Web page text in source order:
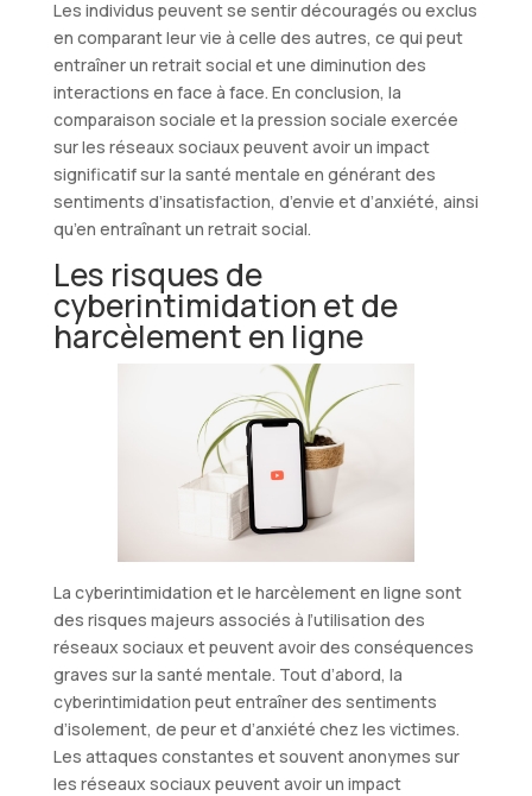
Les individus peuvent se sentir découragés ou exclus
en comparant leur vie à celle des autres, ce qui peut
entraîner un retrait social et une diminution des
interactions en face à face. En conclusion, la
comparaison sociale et la pression sociale exercée
sur les réseaux sociaux peuvent avoir un impact
significatif sur la santé mentale en générant des
sentiments d’insatisfaction, d’envie et d’anxiété, ainsi
qu’en entraînant un retrait social.
Les risques de
cyberintimidation et de
harcèlement en ligne
La cyberintimidation et le harcèlement en ligne sont
des risques majeurs associés à l’utilisation des
réseaux sociaux et peuvent avoir des conséquences
graves sur la santé mentale. Tout d’abord, la
cyberintimidation peut entraîner des sentiments
d’isolement, de peur et d’anxiété chez les victimes.
Les attaques constantes et souvent anonymes sur
les réseaux sociaux peuvent avoir un impact